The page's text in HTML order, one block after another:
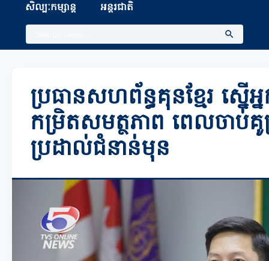
សិល្បៈកម្សាន្ត អន្តរជាតិ
ប្រធានសហព័ន្ធគុនខ្មែរ ស្នើ
កម្រិតសមត្ថភាព ពេលចាប់គូ
ប្រដាល់ជំនាន់មុន